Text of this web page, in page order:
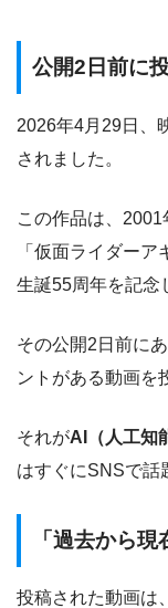
公開2日前に
2026年4月29日、
されました。
この作品は、
「仮面ライダー
生誕55周年を記念
その公開2日前に
ントがある動画を
それがAI（人工知
はすぐにSNSで話
「過去から
投稿された動画は